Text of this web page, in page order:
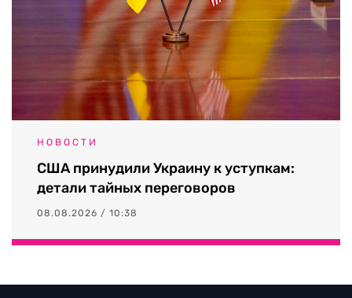
НОВОСТИ
США принудили Украину к уступкам:
детали тайных переговоров
08.08.2026 / 10:38